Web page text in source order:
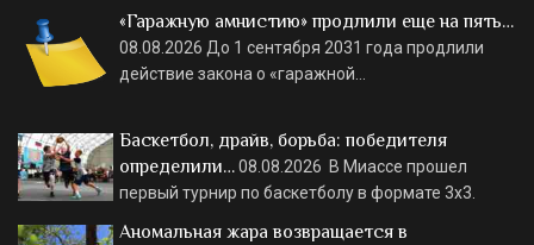
«Гаражную амнистию» продлили еще на пять…
08.08.2026 До 1 сентября 2031 года продлили
действие закона о «гаражной…
Баскетбол, драйв, борьба: победителя
определили…08.08.2026 В Миассе прошел
первый турнир по баскетболу в формате 3х3.
Аномальная жара возвращается в